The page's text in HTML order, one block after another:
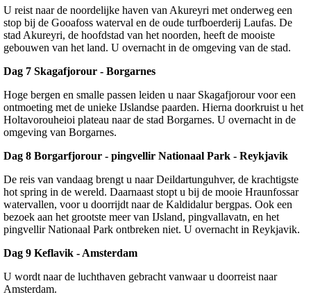
U reist naar de noordelijke haven van Akureyri met onderweg een
stop bij de Gooafoss waterval en de oude turfboerderij Laufas. De
stad Akureyri, de hoofdstad van het noorden, heeft de mooiste
gebouwen van het land. U overnacht in de omgeving van de stad.
Dag 7 Skagafjorour - Borgarnes
Hoge bergen en smalle passen leiden u naar Skagafjorour voor een
ontmoeting met de unieke IJslandse paarden. Hierna doorkruist u het
Holtavorouheioi plateau naar de stad Borgarnes. U overnacht in de
omgeving van Borgarnes.
Dag 8 Borgarfjorour - pingvellir Nationaal Park - Reykjavik
De reis van vandaag brengt u naar Deildartunguhver, de krachtigste
hot spring in de wereld. Daarnaast stopt u bij de mooie Hraunfossar
watervallen, voor u doorrijdt naar de Kaldidalur bergpas. Ook een
bezoek aan het grootste meer van IJsland, pingvallavatn, en het
pingvellir Nationaal Park ontbreken niet. U overnacht in Reykjavik.
Dag 9 Keflavik - Amsterdam
U wordt naar de luchthaven gebracht vanwaar u doorreist naar
Amsterdam.